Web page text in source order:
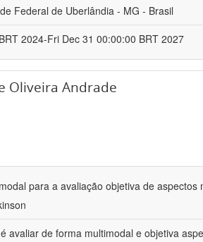
Federal de Uberlândia - MG - Brasil
2024-Fri Dec 31 00:00:00 BRT 2027
Oliveira Andrade
para a avaliação objetiva de
avaliar de forma multimodal e objetiva